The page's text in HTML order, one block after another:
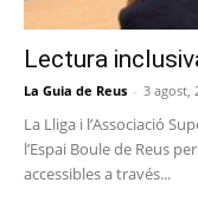
Lectura
La Guia de Reus - 3 agost,
La Lliga i l’Associació
l’Espai Boule de Reus
accessibles a través...